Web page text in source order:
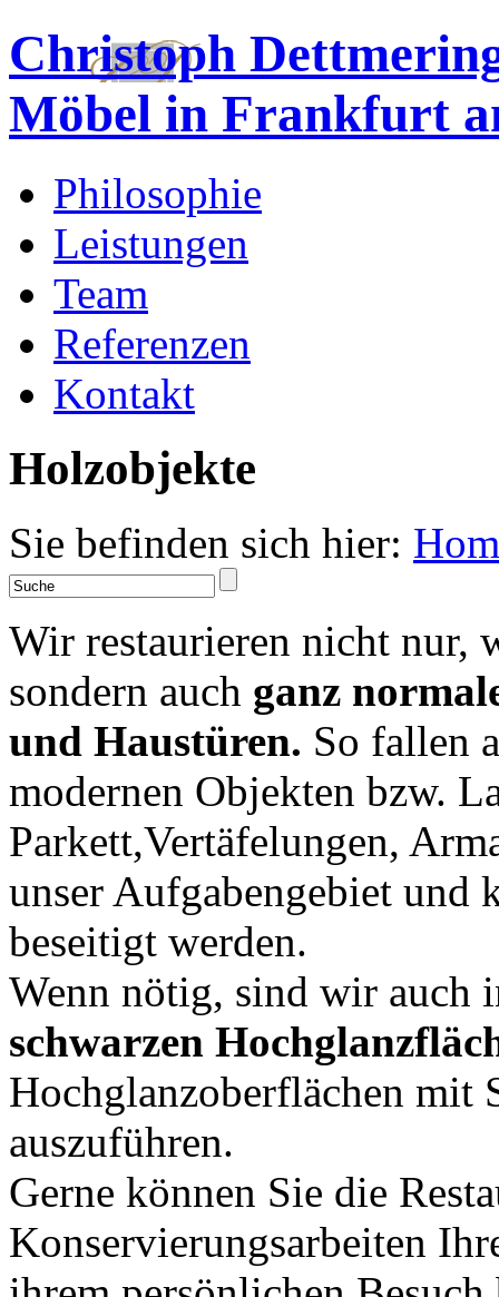
Christoph
Möbel in Frankfurt
Philosophie
Leistungen
Team
Referenzen
Kontakt
Holzobjekte
Sie befinden sich hier:
Wir restaurieren nicht nur,
sondern auch ganz
und Haustüren. So fallen
modernen Objekten bzw.
Parkett,Vertäfelungen,
unser Aufgabengebiet und
beseitigt werden.
Wenn nötig, sind wir auch
schwarzen
Hochglanzoberflächen mit
auszuführen.
Gerne können Sie die
Konservierungsarbeiten